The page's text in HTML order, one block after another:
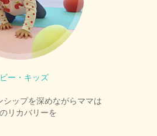
ー・キッズ
シップを深めながらママは
リカバリーを